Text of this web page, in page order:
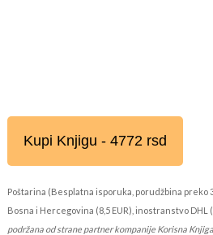
Kupi Knjigu - 4772 rsd
Poštarina (Besplatna isporuka, porudžbina preko
Bosna i Hercegovina (8,5 EUR), inostranstvo DHL
podržana od strane partner kompanije Korisna